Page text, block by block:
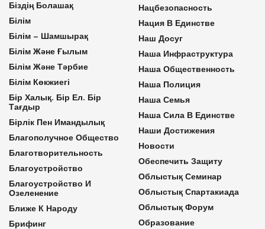
Біздің Болашақ
Білім
Білім – Шамшырақ
Білім Және Ғылым
Білім Және Тәрбие
Білім Көкжиегі
Бір Халық. Бір Ел. Бір
Тағдыр
Бірлік Пен Имандылық
Благополучное Общество
Благотворительность
Благоустройство
Благоустройство И
Озеленение
Ближе К Народу
Брифинг
Нацбезопасность
Нация В Единстве
Наш Досуг
Наша Инфраструктура
Наша Общественность
Наша Полиция
Наша Семья
Наша Сила В Единстве
Наши Достижения
Новости
Обеспечить Защиту
Облыстық Семинар
Облыстық Спартакиада
Облыстық Форум
Образование